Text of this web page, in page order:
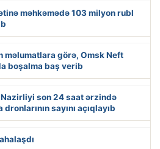
məhkəmədə 103 milyon rubl
məlumatlara görə, Omsk Neft
boşalma baş verib
son 24 saat ərzində
sayını açıqlayıb